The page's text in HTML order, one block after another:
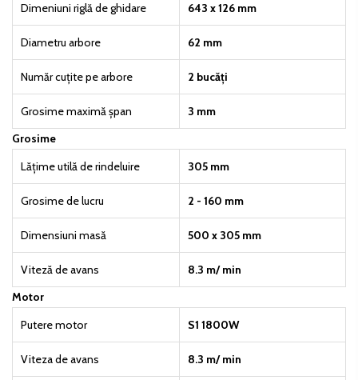
Dimeniuni riglă de ghidare 643 x 126 mm
Diametru arbore 62 mm
Număr cuțite pe arbore 2 bucăți
Grosime maximă șpan
3 mm
Grosime
Lățime utilă de rindeluire
305 mm
Grosime de lucru 2 - 160 mm
Dimensiuni masă 500 x 305 mm
Viteză de avans
8.3 m/ min
Motor
Putere motor
S1 1800W
Viteza de avans 8.3 m/ min